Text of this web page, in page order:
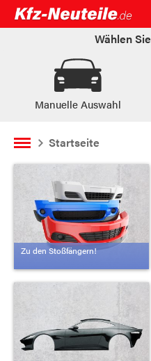
Open submenu (Ersatzteile:)
Ersatzteile:
Wählen
Manuelle Auswahl
Startseite
Zu den Stoßfängern!